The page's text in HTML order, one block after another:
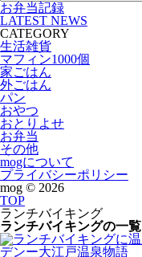
お弁当記録
LATEST NEWS
CATEGORY
生活雑貨
マフィン1000個
家ごはん
外ごはん
パン
おやつ
おとりよせ
お弁当
その他
mogについて
プライバシーポリシー
mog © 2026
TOP
ランチバイキング
ランチバイキングの一覧